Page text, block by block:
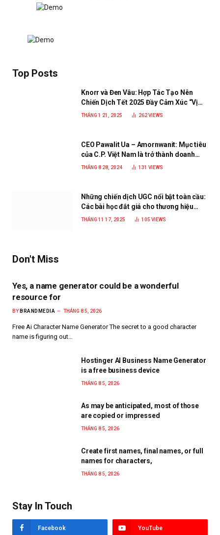
Top Posts
Knorr và Đen Vâu: Hợp Tác Tạo Nên
Chiến Dịch Tết 2025 Đầy Cảm Xúc “Vị
Nhà”
THÁNG 1 21, 2025 262VIEWS
CEO Pawalit Ua – Amornwanit: Mục tiêu
của C.P. Việt Nam là trở thành doanh
nghiệp xanh, phát triển bền vững
THÁNG 8 28, 2024 131 VIEWS
Những chiến dịch UGC nổi bật toàn cầu:
Các bài học đắt giá cho thương hiệu
năm 2025
THÁNG 11 17, 2025 105 VIEWS
Don't Miss
Yes, a name generator could be a wonderful
resource for
BY BRANDMEDIA THÁNG 8 5, 2026
Free Ai Character Name Generator The secret to a good character
name is figuring out…
Hostinger AI Business Name Generator
is a free business device
THÁNG 8 5, 2026
As may be anticipated, most of those
are copied or impressed
THÁNG 8 5, 2026
Create first names, final names, or full
names for characters,
THÁNG 8 5, 2026
Stay In Touch
Facebook YouTube